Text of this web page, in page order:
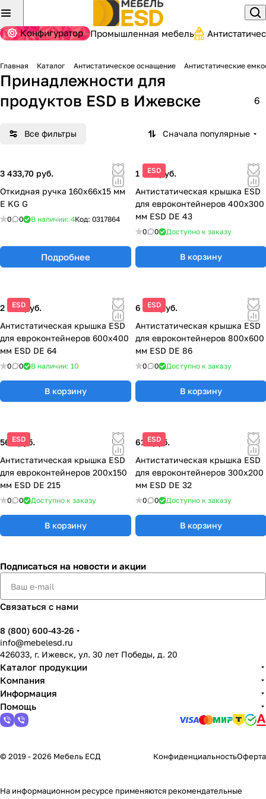
Конфигуратор Промышленная мебель
Главная Каталог Антистатическое оснащение Антистатические
Принадлежности для
продуктов ESD в Ижевске 6
Все фильтры Сначала популярные
3 433,70 руб.
Откидная ручка 160x66x15 мм
E KG G
0 0 В наличии: 4Код: 0317864
Подробнее
ESD
1 876 руб.
Антистатическая крышка ESD
для евроконтейнеров 400x300
мм ESD DE 43
0 0 Доступно к заказу
В корзину
ESD
2 655 руб.
Антистатическая крышка ESD
для евроконтейнеров 600x400
мм ESD DE 64
0 0 В наличии: 10
В корзину
ESD
6 524 руб.
Антистатическая крышка ESD
для евроконтейнеров 800x600
мм ESD DE 86
0 0 Доступно к заказу
В корзину
ESD
560 руб.
Антистатическая крышка ESD
для евроконтейнеров 200x150
мм ESD DE 215
0 0 Доступно к заказу
В корзину
ESD
610 руб.
Антистатическая крышка ESD
для евроконтейнеров 300x200
мм ESD DE 32
0 0 Доступно к заказу
В корзину
Подписаться на новости и акции
Связаться с нами
8 (800) 600-43-26
info@mebelesd.ru
426033, г. Ижевск, ул. 30 лет Победы, д. 20
Каталог продукции
Компания
Информация
Помощь
© 2019 - 2026 Мебель ЕСД КонфиденциальностьОферта
На информационном ресурсе применяются рекомендательные